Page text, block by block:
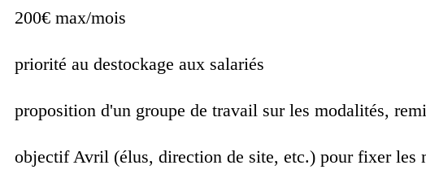
200€ max/mois
priorité au destockage aux salariés
proposition d'un groupe de travail sur les modalités,
objectif Avril (élus, direction de site, etc.) pour fixer les